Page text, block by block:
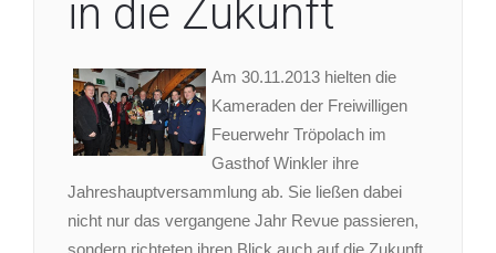
in die Zukunft
Am 30.11.2013 hielten die
Kameraden der Freiwilligen
Feuerwehr Tröpolach im
Gasthof Winkler ihre
Jahreshauptversammlung ab. Sie ließen dabei
nicht nur das vergangene Jahr Revue passieren,
sondern richteten ihren Blick auch auf die Zukunft.